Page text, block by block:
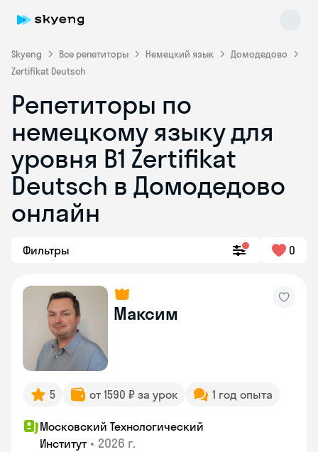
Skyeng Все репетиторы Немецкий язык
Домодедово
Zertifikat Deutsch
Репетиторы по
немецкому языку для
уровня B1 Zertifikat
Deutsch в Домодедово
онлайн
Фильтры 0
Максим
5 от 1590 ₽ за урок 1 год опыта
Московский Технологический
Институт • 2026 г.
Skyeng Chat